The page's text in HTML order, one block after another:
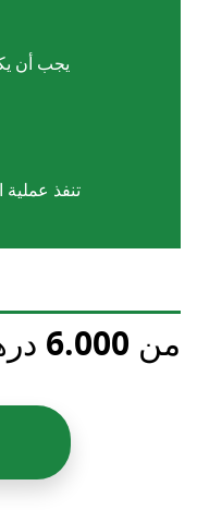
يجب أن
تنفذ عملية
من 6.000 درهم